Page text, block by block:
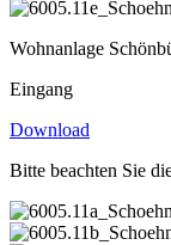
Wohnanlage
Eingang
Download
Bitte beachten Sie